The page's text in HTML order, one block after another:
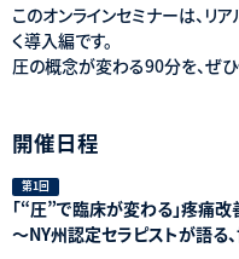
このオンラインセミナーは、リ
く導入編です。
圧の概念が変わる90分を、ぜひ
開催日程
第1回
「“圧”で臨床が変わる」疼痛
～NY州認定セラピストが語る